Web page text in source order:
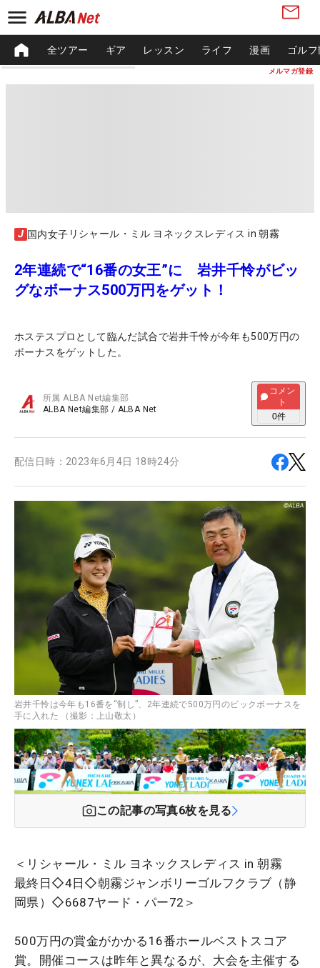
メルマガ登録
全ツアー ギア レッスン ライフ 漫画 ゴル
国内女子 リシャール・ミル ヨネックスレディス in 朝霧
2年連続で“16番の女王”に 岩井千怜がビッ
グなボーナス500万円をゲット！
ホステスプロとして臨んだ試合で岩井千怜が今年も500万円の
ボーナスをゲットした。
所属ALBA Net編集部
ALBA Net編集部 / ALBA Net
コメン
ト
0件
配信日時： 2023年6月4日 18時24分
岩井千怜は今年も16番を“制し”、2年連続で500万円のビックボーナスを
手に入れた （撮影：上山敬太）
この記事の写真6枚を見る
＜リシャール・ミル ヨネックスレディス in 朝霧
最終日◇4日◇朝霧ジャンボリーゴルフクラブ（静
岡県）◇6687ヤード・パー72＞
500万円の賞金がかかる16番ホールベストスコア
賞。開催コースは昨年と異なるが、大会を主催する